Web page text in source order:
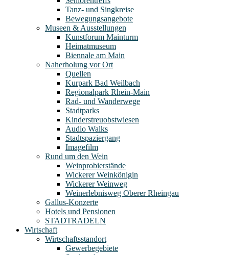
Tanz- und Singkreise
Bewegungsangebote
Museen & Ausstellungen
Kunstforum Mainturm
Heimatmuseum
Biennale am Main
Naherholung vor Ort
Quellen
Kurpark Bad Weilbach
Regionalpark Rhein-Main
Rad- und Wanderwege
Stadtparks
Kinderstreuobstwiesen
Audio Walks
Stadtspaziergang
Imagefilm
Rund um den Wein
Weinprobierstände
Wickerer Weinkönigin
Wickerer Weinweg
Weinerlebnisweg Oberer Rheingau
Gallus-Konzerte
Hotels und Pensionen
STADTRADELN
Wirtschaft
Wirtschaftsstandort
Gewerbegebiete